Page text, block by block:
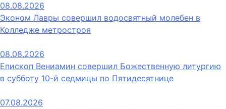
08.08.2026
Эконом Лавры совершил водосвятный молебен в
Колледже метростроя
08.08.2026
Епископ Вениамин совершил Божественную литургию
в субботу 10-й седмицы по Пятидесятнице
07.08.2026